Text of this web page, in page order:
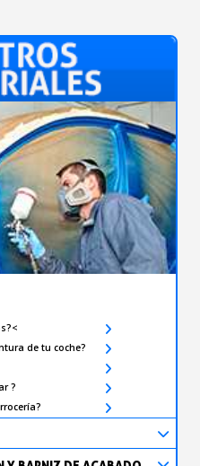
de tu coche?
?